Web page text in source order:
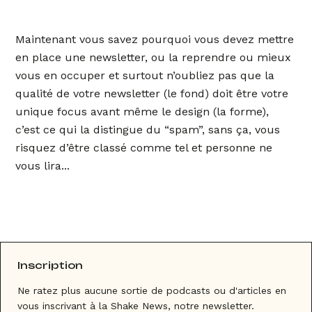
Maintenant vous savez pourquoi vous devez mettre
en place une newsletter, ou la reprendre ou mieux
vous en occuper et surtout n’oubliez pas que la
qualité de votre newsletter (le fond) doit être votre
unique focus avant même le design (la forme),
c’est ce qui la distingue du “spam”, sans ça, vous
risquez d’être classé comme tel et personne ne
vous lira...
Inscription
Ne ratez plus aucune sortie de podcasts ou d'articles en
vous inscrivant à la Shake News, notre newsletter.